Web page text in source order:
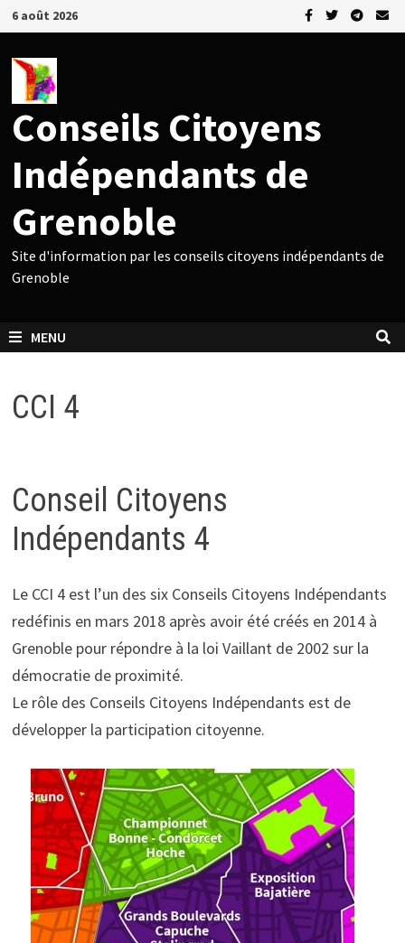
Passer
au
contenu
6 août 2026
Conseils Citoyens
Indépendants de
Grenoble
Site d'information par les conseils citoyens indépendants de
Grenoble
MENU
CCI 4
Conseil Citoyens
Indépendants 4
Le CCI 4 est l’un des six Conseils Citoyens Indépendants
redéfinis en mars 2018 après avoir été créés en 2014 à
Grenoble pour répondre à la loi Vaillant de 2002 sur la
démocratie de proximité.
Le rôle des Conseils Citoyens Indépendants est de
développer la participation citoyenne.